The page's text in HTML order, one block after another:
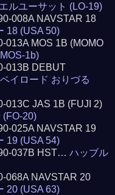
ルユーサット (LO-19)
008A NAVSTAR 18
18 (USA 50)
013A MOS 1B (MOMO
1b)
013B DEBUT
イロード おりづる
013C JAS 1B (FUJI 2)
(FO-20)
025A NAVSTAR 19
19 (USA 54)
037B HST…ハッブル
068A NAVSTAR 20
20 (USA 63)